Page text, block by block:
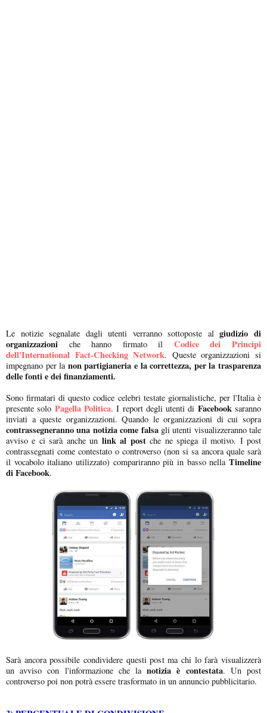
Le notizie segnalate dagli utenti verranno sottoposte algiudizio di
organizzazioni che hanno firmato il Codice dei Principi
dell'International Fact-Checking Network. Queste organizzazioni si
impegnano per la non partigianeria e la correttezza, per la trasparenza
delle fonti e dei finanziamenti.
Sono firmatari di questo codice celebri testate giornalistiche, per l'Italia è
presente solo Pagella Politica. I report degli utenti di Facebooksaranno
inviati a queste organizzazioni. Quando le organizzazioni di cui sopra
contrassegneranno una notizia come falsagli utenti visualizzeranno tale
avviso e ci sarà anche un link al postche ne spiega il motivo. I post
contrassegnati come contestato o controverso (non si sa ancora quale sarà
il vocabolo italiano utilizzato) compariranno più in basso nellaTimeline
di Facebook.
Sarà ancora possibile condividere questi post ma chi lo farà visualizzerà
un avviso con l'informazione che lanotizia è contestata. Un post
controverso poi non potrà essere trasformato in un annuncio pubblicitario.